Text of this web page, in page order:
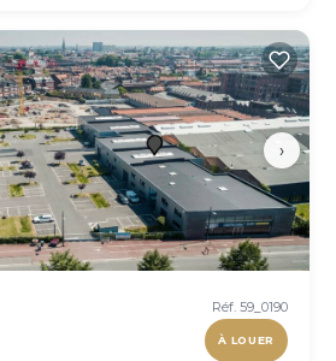
›
Réf. 59_0190
À LOUER